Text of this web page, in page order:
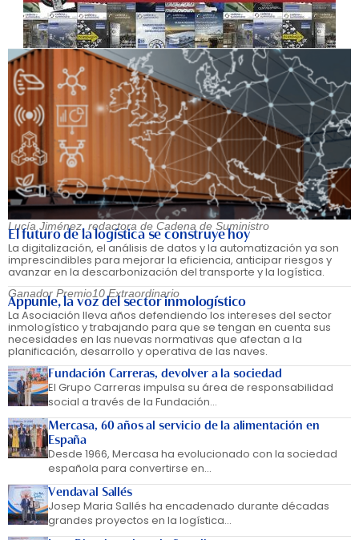
Lucía Jiménez, redactora de Cadena de Suministro
El futuro de la logística se construye hoy
La digitalización, el análisis de datos y la automatización ya son
imprescindibles para mejorar la eficiencia, anticipar riesgos y
avanzar en la descarbonización del transporte y la logística.
Ganador Premio10 Extraordinario
Appunle, la voz del sector inmologístico
La Asociación lleva años defendiendo los intereses del sector
inmologístico y trabajando para que se tengan en cuenta sus
necesidades en las nuevas normativas que afectan a la
planificación, desarrollo y operativa de las naves.
Fundación Carreras, devolver a la sociedad
El Grupo Carreras impulsa su área de responsabilidad
social a través de la Fundación...
Mercasa, 60 años al servicio de la alimentación en
España
Desde 1966, Mercasa ha evolucionado con la sociedad
española para convertirse en...
Vendaval Sallés
Josep Maria Sallés ha encadenado durante décadas
grandes proyectos en la logística...